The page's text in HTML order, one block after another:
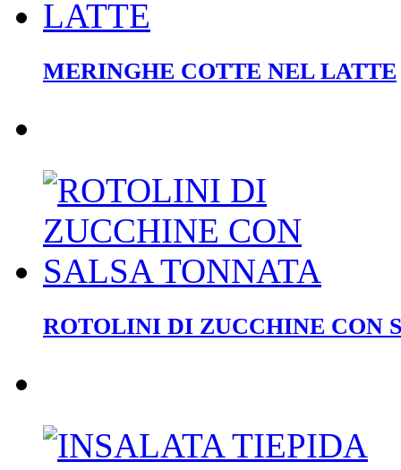
MERINGHE COTTE NEL LATTE
ROTOLINI DI ZUCCHINE CON